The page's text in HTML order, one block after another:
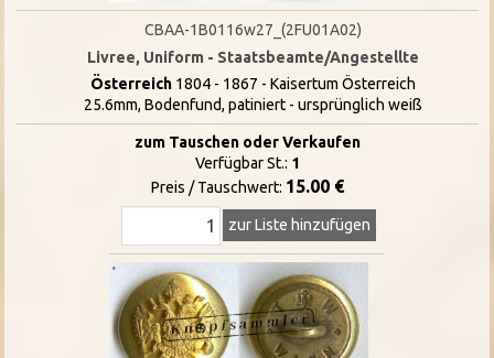
CBAA-1B0116w27_(2FU01A02)
Livree, Uniform - Staatsbeamte/Angestellte
Österreich1804 - 1867 - Kaisertum Österreich
25.6mm, Bodenfund, patiniert - ursprünglich weiß
zum Tauschen oder Verkaufen
Verfügbar St.: 1
Preis / Tauschwert: 15.00 €
zur Liste hinzufügen